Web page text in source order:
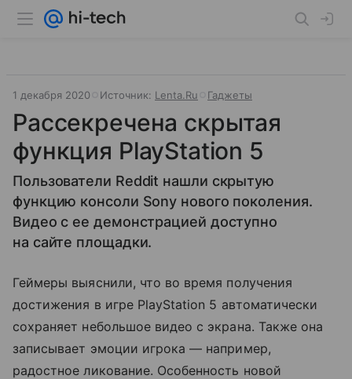
1 декабря 2020 Источник: Lenta.Ru Гаджеты
Рассекречена скрытая
функция PlayStation 5
Пользователи Reddit нашли скрытую
функцию консоли Sony нового поколения.
Видео с ее демонстрацией доступно
на сайте площадки.
Геймеры выяснили, что во время получения
достижения в игре PlayStation 5 автоматически
сохраняет небольшое видео с экрана. Также она
записывает эмоции игрока — например,
радостное ликование. Особенность новой